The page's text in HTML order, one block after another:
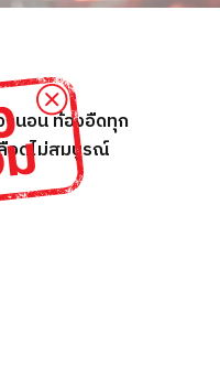
งนอน ท้องอืดทุก
อดไม่สมบูรณ์